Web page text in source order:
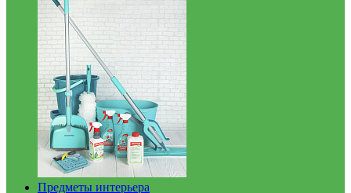
Предметы интерьера